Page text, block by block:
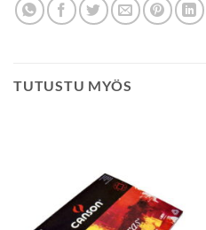
TUTUSTU MYÖS